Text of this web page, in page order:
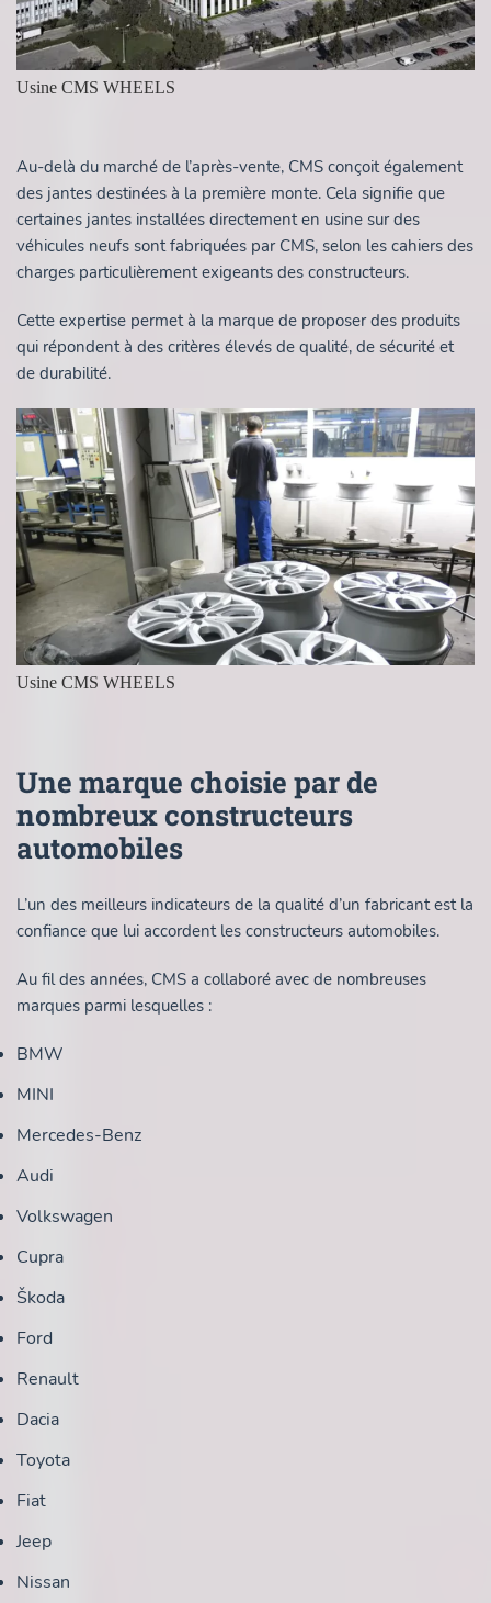
Usine CMS WHEELS
Au-delà du marché de l’après-vente, CMS conçoit également
des jantes destinées à la première monte. Cela signifie que
certaines jantes installées directement en usine sur des
véhicules neufs sont fabriquées par CMS, selon les cahiers des
charges particulièrement exigeants des constructeurs.
Cette expertise permet à la marque de proposer des produits
qui répondent à des critères élevés de qualité, de sécurité et
de durabilité.
Usine CMS WHEELS
Une marque choisie par de
nombreux constructeurs
automobiles
L’un des meilleurs indicateurs de la qualité d’un fabricant est la
confiance que lui accordent les constructeurs automobiles.
Au fil des années, CMS a collaboré avec de nombreuses
marques parmi lesquelles :
BMW
MINI
Mercedes-Benz
Audi
Volkswagen
Cupra
Škoda
Ford
Renault
Dacia
Toyota
Fiat
Jeep
Nissan